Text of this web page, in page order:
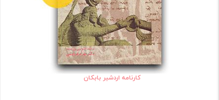
کارنامه اردشیر بابکان